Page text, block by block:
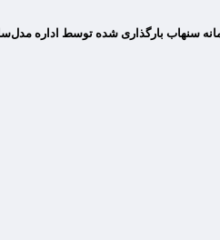
سنهاب بارگذاری شده توسط اداره